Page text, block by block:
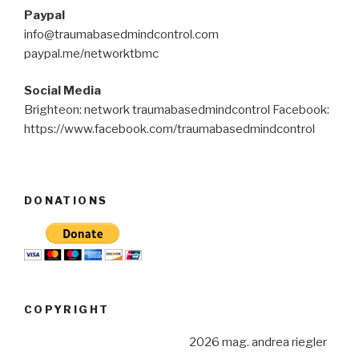
Paypal
info@traumabasedmindcontrol.com
paypal.me/networktbmc
Social Media
Brighteon: network traumabasedmindcontrol Facebook:
https://www.facebook.com/traumabasedmindcontrol
DONATIONS
COPYRIGHT
2026 mag. andrea riegler